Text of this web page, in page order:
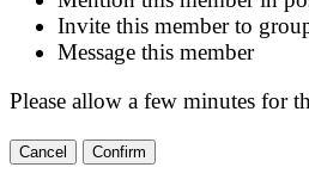
Invite this member to
Message this member
Please allow a few minutes for
Confirm